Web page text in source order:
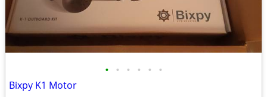
• • • • • •
Bixpy K1 Motor